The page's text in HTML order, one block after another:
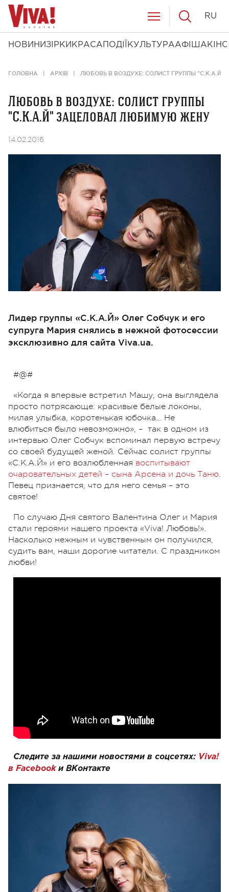
НОВИНИ ЗІРКИ КРАСА ПОДІЇ КУЛЬТУРААФІША КІНО
RU
ГОЛОВНА АРХІВ ЛЮБОВЬ В ВОЗДУХЕ: СОЛИСТ ГРУППЫ
Любовь в воздухе: солист группы
"С.К.А.Й" зацеловал любимую жену
14.02.2016
Лидер группы «С.К.А.Й» Олег Собчук и его
супруга Мария снялись в нежной фотосессии
эксклюзивно для сайта Viva.ua.
#@#
«Когда я впервые встретил Машу, она выглядела
просто потрясающе: красивые белые локоны,
милая улыбка, коротенькая юбочка… Не
влюбиться было невозможно», – так в одном из
интервью Олег Собчук вспоминал первую встречу
со своей будущей женой. Сейчас солист группы
«С.К.А.Й» и его возлюбленная воспитывают
очаровательных детей – сына Арсена и дочь Таню.
Певец признается, что для него семья – это
святое!
По случаю Дня святого Валентина Олег и Мария
стали героями нашего проекта «Viva! Любовь!».
Насколько нежным и чувственным он получился,
судить вам, наши дорогие читатели. С праздником
любви!
Следите за нашими новостями в соцсетях: Viva!
в Facebook и ВКонтакте